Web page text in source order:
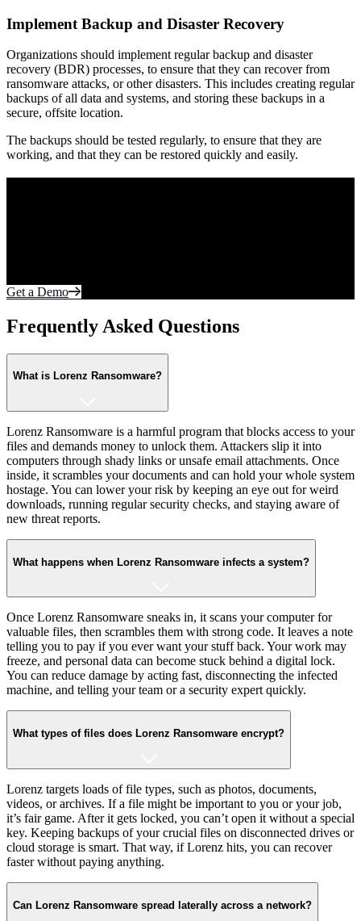
Implement Backup and Disaster Recovery
Organizations should implement regular backup and disaster
recovery (BDR) processes, to ensure that they can recover from
ransomware attacks, or other disasters. This includes creating regular
backups of all data and systems, and storing these backups in a
secure, offsite location.
The backups should be tested regularly, to ensure that they are
working, and that they can be restored quickly and easily.
Get a Demo
Frequently Asked Questions
What is Lorenz Ransomware?
Lorenz Ransomware is a harmful program that blocks access to your
files and demands money to unlock them. Attackers slip it into
computers through shady links or unsafe email attachments. Once
inside, it scrambles your documents and can hold your whole system
hostage. You can lower your risk by keeping an eye out for weird
downloads, running regular security checks, and staying aware of
new threat reports.
What happens when Lorenz Ransomware infects a system?
Once Lorenz Ransomware sneaks in, it scans your computer for
valuable files, then scrambles them with strong code. It leaves a note
telling you to pay if you ever want your stuff back. Your work may
freeze, and personal data can become stuck behind a digital lock.
You can reduce damage by acting fast, disconnecting the infected
machine, and telling your team or a security expert quickly.
What types of files does Lorenz Ransomware encrypt?
Lorenz targets loads of file types, such as photos, documents,
videos, or archives. If a file might be important to you or your job,
it’s fair game. After it gets locked, you can’t open it without a special
key. Keeping backups of your crucial files on disconnected drives or
cloud storage is smart. That way, if Lorenz hits, you can recover
faster without paying anything.
Can Lorenz Ransomware spread laterally across a network?